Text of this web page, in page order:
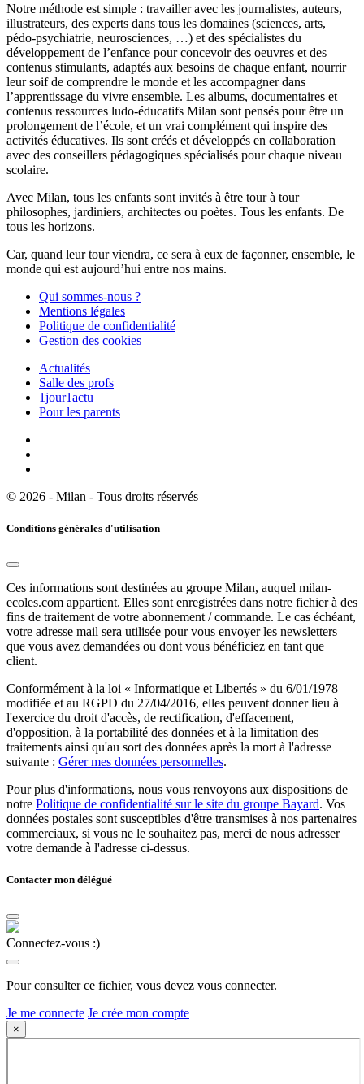
Notre méthode est simple : travailler avec les journalistes, auteurs,
illustrateurs, des experts dans tous les domaines (sciences, arts,
pédo-psychiatrie, neurosciences, …) et des spécialistes du
développement de l’enfance pour concevoir des oeuvres et des
contenus stimulants, adaptés aux besoins de chaque enfant, nourrir
leur soif de comprendre le monde et les accompagner dans
l’apprentissage du vivre ensemble. Les albums, documentaires et
contenus ressources ludo-éducatifs Milan sont pensés pour être un
prolongement de l’école, et un vrai complément qui inspire des
activités éducatives. Ils sont créés et développés en collaboration
avec des conseillers pédagogiques spécialisés pour chaque niveau
scolaire.
Avec Milan, tous les enfants sont invités à être tour à tour
philosophes, jardiniers, architectes ou poètes. Tous les enfants. De
tous les horizons.
Car, quand leur tour viendra, ce sera à eux de façonner, ensemble, le
monde qui est aujourd’hui entre nos mains.
Qui sommes-nous ?
Mentions légales
Politique de confidentialité
Gestion des cookies
Actualités
Salle des profs
1jour1actu
Pour les parents
© 2026 - Milan - Tous droits réservés
Conditions générales d'utilisation
Ces informations sont destinées au groupe Milan, auquel milan-
ecoles.com appartient. Elles sont enregistrées dans notre fichier à des
fins de traitement de votre abonnement / commande. Le cas échéant,
votre adresse mail sera utilisée pour vous envoyer les newsletters
que vous avez demandées ou dont vous bénéficiez en tant que
client.
Conformément à la loi « Informatique et Libertés » du 6/01/1978
modifiée et au RGPD du 27/04/2016, elles peuvent donner lieu à
l'exercice du droit d'accès, de rectification, d'effacement,
d'opposition, à la portabilité des données et à la limitation des
traitements ainsi qu'au sort des données après la mort à l'adresse
suivante : Gérer mes données personnelles.
Pour plus d'informations, nous vous renvoyons aux dispositions de
notre Politique de confidentialité sur le site du groupe Bayard. Vos
données postales sont susceptibles d'être transmises à nos partenaires
commerciaux, si vous ne le souhaitez pas, merci de nous adresser
votre demande à l'adresse ci-dessus.
Contacter mon délégué
Connectez-vous :)
Pour consulter ce fichier, vous devez vous connecter.
Je me connecte Je crée mon compte
×